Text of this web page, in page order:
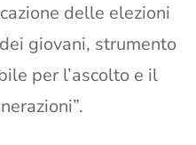
delle elezioni
giovani, strumento
per l’ascolto e il